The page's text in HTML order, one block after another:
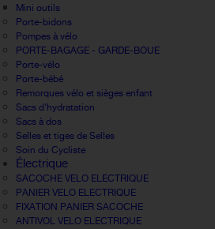
Mini outils
Porte-bidons
Pompes à vélo
PORTE-BAGAGE - GARDE-BOUE
Porte-vélo
Porte-bébé
Remorques vélo et sièges enfant
Sacs d'hydratation
Sacs à dos
Selles et tiges de Selles
Soin du Cycliste
Électrique
SACOCHE VELO ELECTRIQUE
PANIER VELO ELECTRIQUE
FIXATION PANIER SACOCHE
ANTIVOL VELO ELECTRIQUE